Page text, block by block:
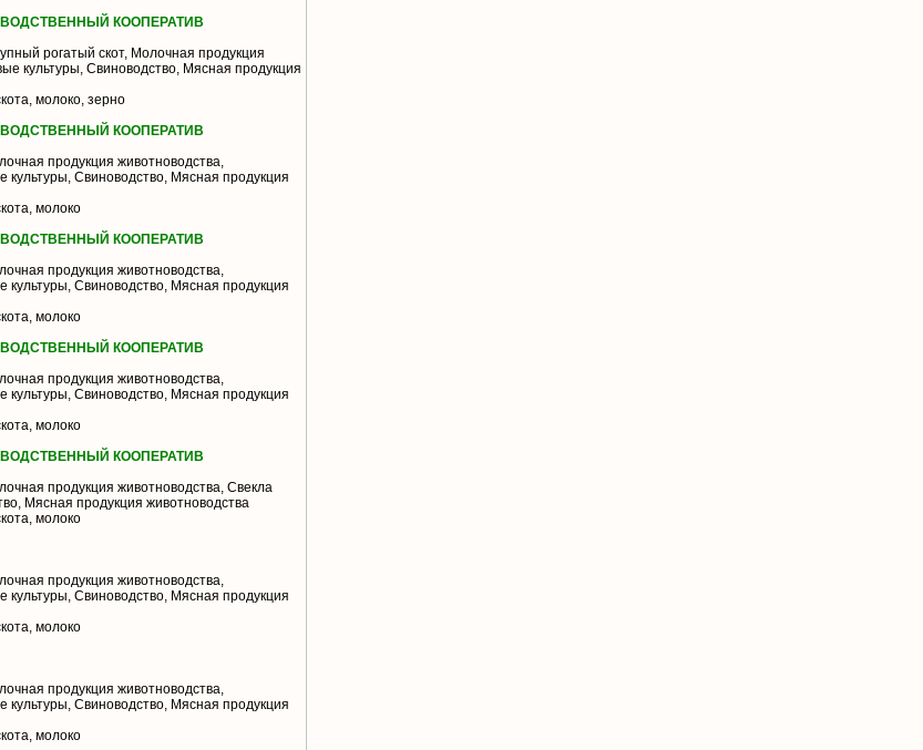
КООПЕРАТИВ
рогатый скот, Молочная продукция
культуры, Свиноводство, Мясная продукция
молоко, зерно
КООПЕРАТИВ
продукция животноводства,
Свиноводство, Мясная продукция
молоко
КООПЕРАТИВ
продукция животноводства,
Свиноводство, Мясная продукция
молоко
КООПЕРАТИВ
продукция животноводства,
Свиноводство, Мясная продукция
молоко
КООПЕРАТИВ
продукция животноводства, Свекла
Мясная продукция животноводства
молоко
продукция животноводства,
Свиноводство, Мясная продукция
молоко
продукция животноводства,
Свиноводство, Мясная продукция
молоко